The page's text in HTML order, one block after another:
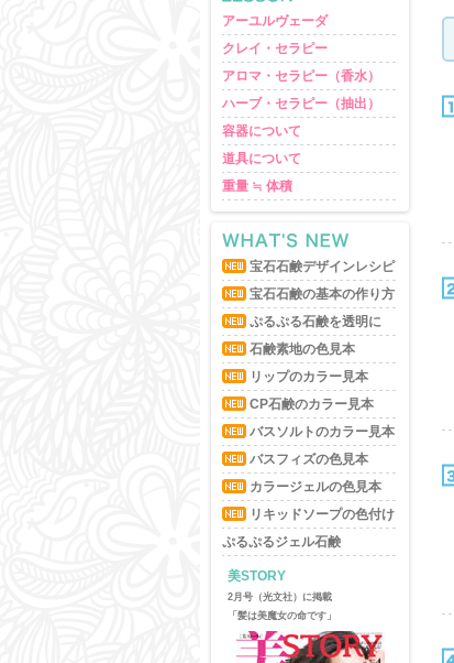
アーユルヴェーダ
クレイ・セラピー
アロマ・セラピー（香水）
ハーブ・セラピー（抽出）
容器について
道具について
重量 ≒ 体積
宝石石鹸デザインレシピ
宝石石鹸の基本の作り方
ぷるぷる石鹸を透明に
石鹸素地の色見本
リップのカラー見本
CP石鹸のカラー見本
バスソルトのカラー見本
バスフィズの色見本
カラージェルの色見本
リキッドソープの色付け
ぷるぷるジェル石鹸
美STORY
2月号（光文社）に掲載
「髪は美魔女の命です」
美STORY
8月号（光文社）に掲載
「 美魔女の“朝美活”レシピ」